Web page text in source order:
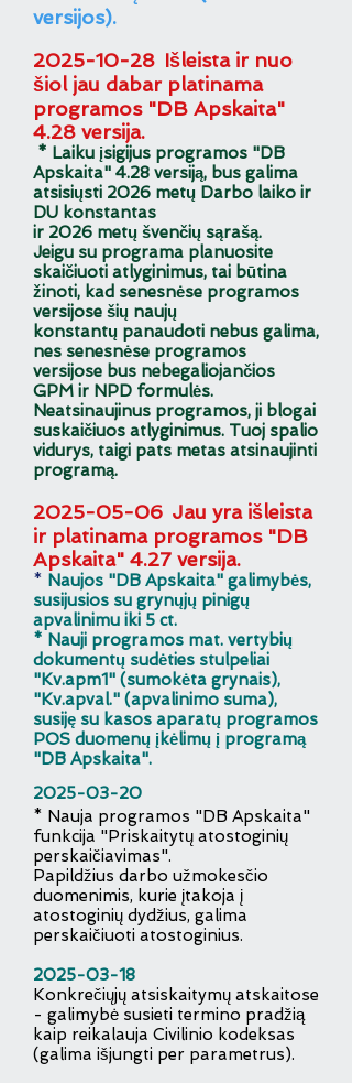
versijos).
2025-10-28 Išleista ir nuo
šiol jau dabar platinama
programos "DB Apskaita"
4.28 versija.
* Laiku įsigijus programos "DB
Apskaita" 4.28 versiją, bus galima
atsisiųsti 2026 metų Darbo laiko ir
DU konstantas
ir 2026 metų švenčių sąrašą.
Jeigu su programa planuosite
skaičiuoti atlyginimus, tai būtina
žinoti, kad senesnėse programos
versijose šių naujų
konstantų panaudoti nebus galima,
nes senesnėse programos
versijose bus nebegaliojančios
GPM ir NPD formulės.
Neatsinaujinus programos, ji blogai
suskaičiuos atlyginimus. Tuoj spalio
vidurys, taigi pats metas atsinaujinti
programą.
2025-05-06 Jau yra išleista
ir platinama programos "DB
Apskaita" 4.27 versija.
* Naujos "DB Apskaita" galimybės,
susijusios su grynųjų pinigų
apvalinimu iki 5 ct.
* Nauji programos mat. vertybių
dokumentų sudėties stulpeliai
"Kv.apm1" (sumokėta grynais),
"Kv.apval." (apvalinimo suma),
susiję su kasos aparatų programos
POS duomenų įkėlimų į programą
"DB Apskaita".
2025-03-20
* Nauja programos "DB Apskaita"
funkcija "Priskaitytų atostoginių
perskaičiavimas".
Papildžius darbo užmokesčio
duomenimis, kurie įtakoja į
atostoginių dydžius, galima
perskaičiuoti atostoginius.
2025-03-18
Konkrečiųjų atsiskaitymų atskaitose
- galimybė susieti termino pradžią
kaip reikalauja Civilinio kodeksas
(galima išjungti per parametrus).